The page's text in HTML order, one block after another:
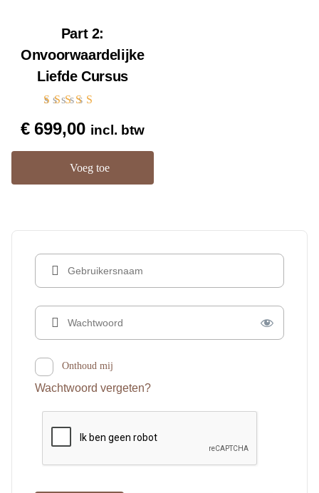
Part 2:
Onvoorwaardelijke
Liefde Cursus
5.00
uit 5
€699,00 incl. btw
Voeg toe
Onthoud mij
Wachtwoord vergeten?